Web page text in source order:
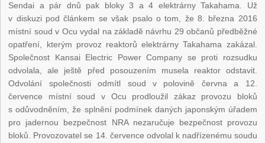
Sendai a pár dnů pak bloky 3 a 4 elektrárny Takahama. Už
v diskuzi pod článkem se však psalo o tom, že 8. března 2016
místní soud v Ocu vydal na základě návrhu 29 občanů předběžné
opatření, kterým provoz reaktorů elektrárny Takahama zakázal.
Společnost Kansai Electric Power Company se proti rozsudku
odvolala, ale ještě před posouzením musela reaktor odstavit.
Odvolání společnosti odmítl soud v polovině června a 12.
července místní soud v Ocu prodloužil zákaz provozu bloků
s odůvodněním, že splnění podmínek daných japonským úřadem
pro jadernou bezpečnost NRA nezaručuje bezpečnost provozu
bloků. Provozovatel se 14. července odvolal k nadřízenému soudu